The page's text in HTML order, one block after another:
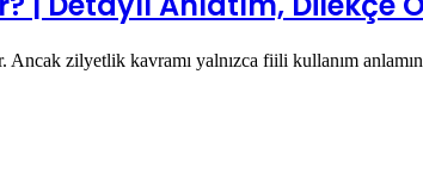
zilyetlik kavramı yalnızca fiili kullanım